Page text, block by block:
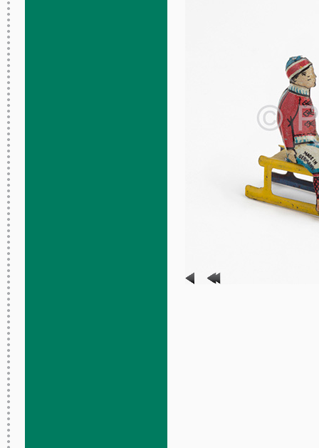
Skier Penguin
Fuji
Japon
Années 1950 - 1960
Tôle lithographiée, floqué, célluloïd
Mécanisme d’horlogerie
Roule sur le sol en battant les ailes
11 x 8 x 13 cm